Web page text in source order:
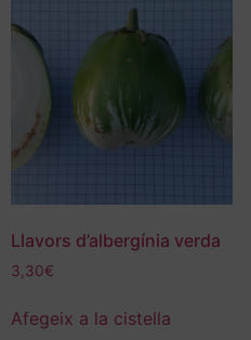
Llavors d’albergínia verda
3,30€
Afegeix a la cistella